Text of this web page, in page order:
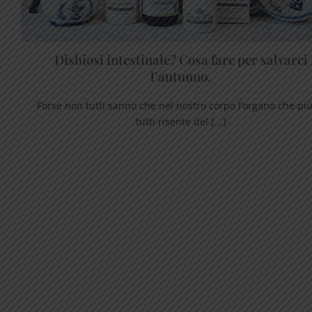
Disbiosi intestinale? Cosa fare per salvarci
l’autunno.
Forse non tutti sanno che nel nostro corpo l’organo che
tutti risente del [...]